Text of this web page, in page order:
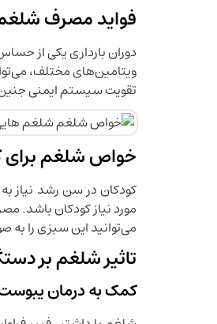
فواید مصرف شلغم
دوران بارداری یکی از
ویتامین‌های مختلف،
تقویت سیستم ایمنی جنین
خواص شلغم برای
کودکان در سن رشد نیاز
مورد نیاز کودکان باشد.
می‌توانید این سبزی را به
تاثیر شلغم بر
کمک به درمان